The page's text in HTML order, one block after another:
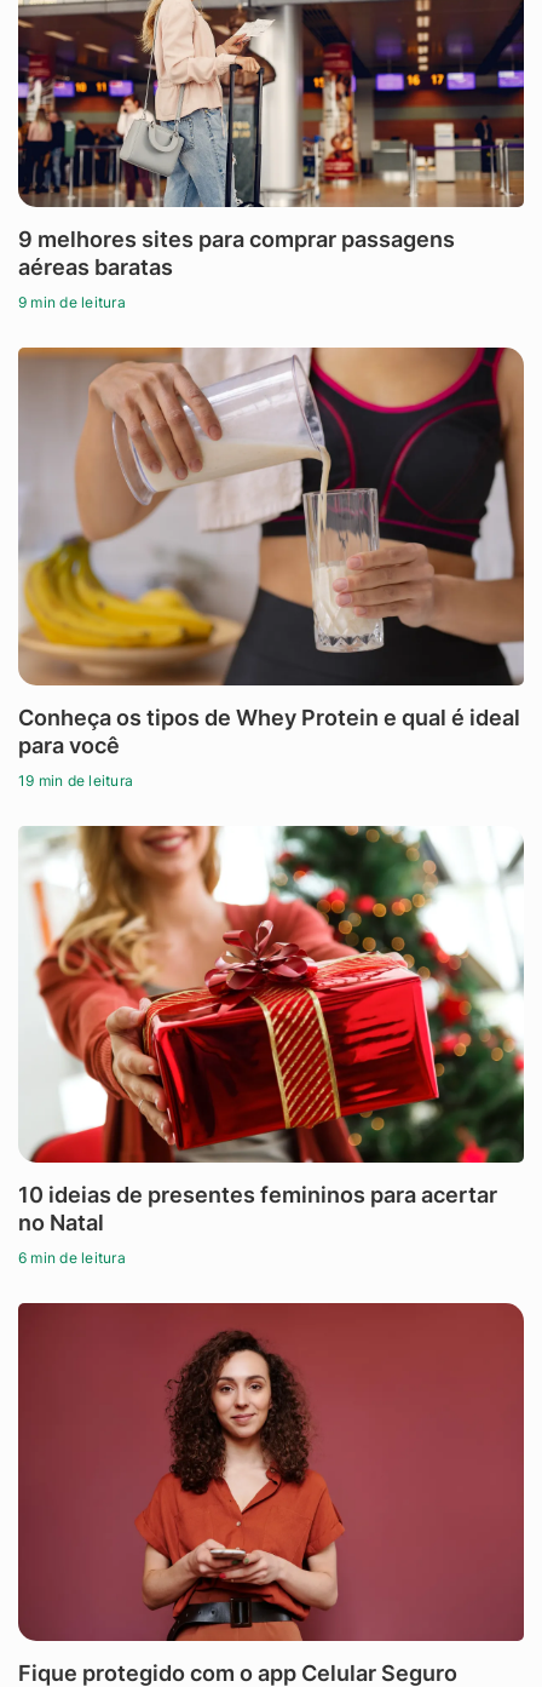
9 melhores sites para comprar passagens
aéreas baratas
9 min de leitura
Conheça os tipos de Whey Protein e qual é ideal
para você
19 min de leitura
10 ideias de presentes femininos para acertar
no Natal
6 min de leitura
Fique protegido com o app Celular Seguro